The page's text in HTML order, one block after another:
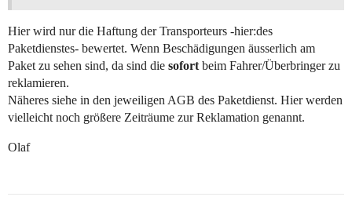
Hier wird nur die Haftung der Transporteurs -hier:des
Paketdienstes- bewertet. Wenn Beschädigungen äusserlich am
Paket zu sehen sind, da sind die sofort beim Fahrer/Überbringer zu
reklamieren.
Näheres siehe in den jeweiligen AGB des Paketdienst. Hier werden
vielleicht noch größere Zeiträume zur Reklamation genannt.
Olaf